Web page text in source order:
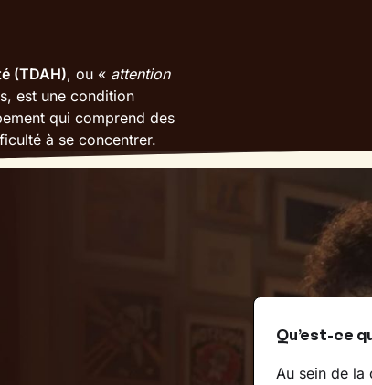
(TDAH), ou « attention
est une condition
qui comprend des
à se concentrer.
Qu’est-ce
Au sein de la